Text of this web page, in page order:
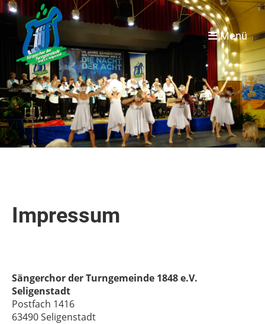
Menü
Impressum
Sängerchor der Turngemeinde 1848 e.V.
Seligenstadt
Postfach 1416
63490 Seligenstadt